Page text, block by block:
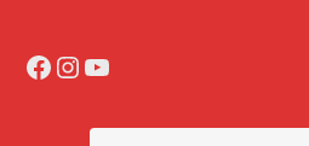
Facebook
Instagram
YouTube